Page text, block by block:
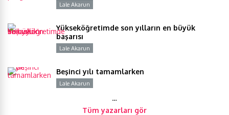
Lale Akarun
Yükseköğretimde son yılların en büyük
başarısı
Lale Akarun
Beşinci yılı tamamlarken
Lale Akarun
…
Tüm yazarları gör